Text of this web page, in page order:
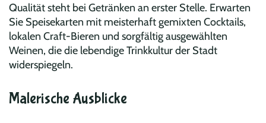
Qualität steht bei Getränken an erster Stelle. Erwarten
Sie Speisekarten mit meisterhaft gemixten Cocktails,
lokalen Craft-Bieren und sorgfältig ausgewählten
Weinen, die die lebendige Trinkkultur der Stadt
widerspiegeln.
Malerische Ausblicke